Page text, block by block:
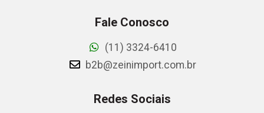
Fale Conosco
(11) 3324-6410
b2b@zeinimport.com.br
Redes Sociais